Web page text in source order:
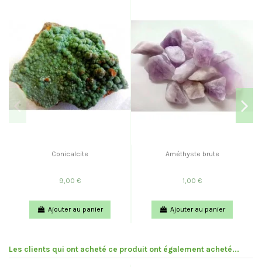
Conicalcite
9,00 €
Ajouter au panier
Améthyste brute
1,00 €
Ajouter au panier
Les clients qui ont acheté ce produit ont également acheté...